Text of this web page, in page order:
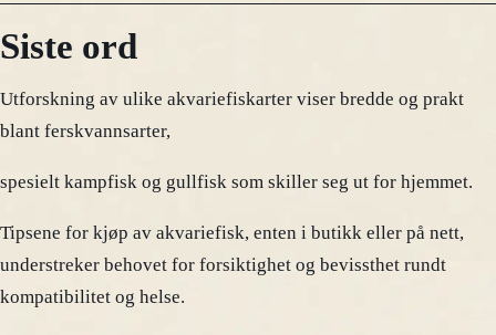
Siste ord
Utforskning av ulike akvariefiskarter viser bredde og prakt
blant ferskvannsarter,
spesielt kampfisk og gullfisk som skiller seg ut for hjemmet.
Tipsene for kjøp av akvariefisk, enten i butikk eller på nett,
understreker behovet for forsiktighet og bevissthet rundt
kompatibilitet og helse.